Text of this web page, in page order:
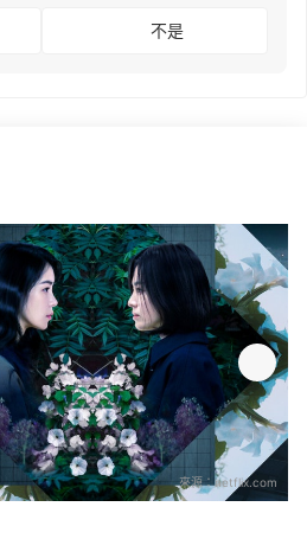
不是
來源：netflix.com